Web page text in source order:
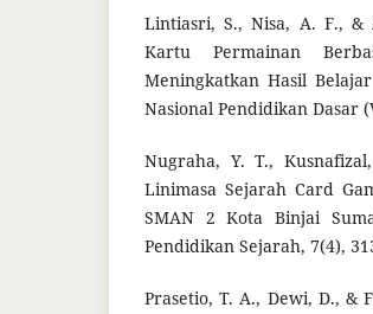
Lintiasri, S., Nisa, A. F., &
Kartu Permainan
Meningkatkan Hasil
Nasional Pendidikan Dasar
Nugraha, Y. T.,
Linimasa Sejarah Card
SMAN 2 Kota Binjai
Pendidikan Sejarah, 7(4),
Prasetio, T. A., Dewi, D., &